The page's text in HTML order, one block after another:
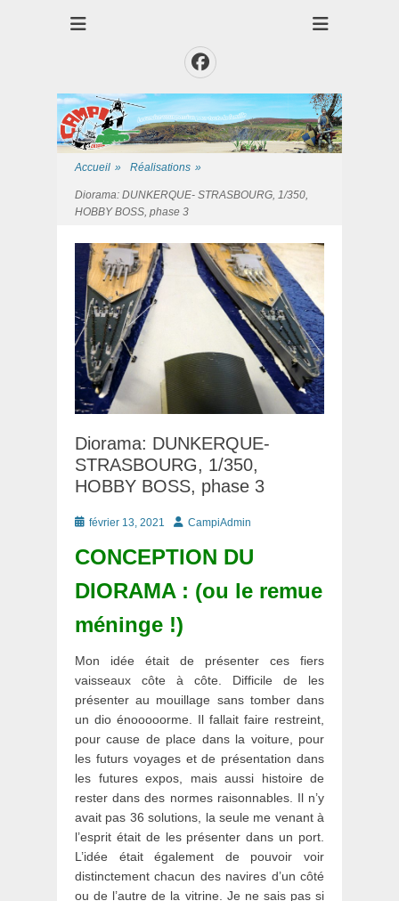
Club CAMPI
Facebook
Accueil » Réalisations »
Diorama: DUNKERQUE- STRASBOURG, 1/350,
HOBBY BOSS, phase 3
Diorama: DUNKERQUE-
STRASBOURG, 1/350,
HOBBY BOSS, phase 3
Postéfévrier 13, 2021 AuteurCampiAdmin
CONCEPTION DU
DIORAMA : (ou le remue
méninge !)
Mon idée était de présenter ces fiers
vaisseaux côte à côte. Difficile de les
présenter au mouillage sans tomber dans
un dio énooooorme. Il fallait faire restreint,
pour cause de place dans la voiture, pour
les futurs voyages et de présentation dans
les futures expos, mais aussi histoire de
rester dans des normes raisonnables. Il n’y
avait pas 36 solutions, la seule me venant à
l’esprit était de les présenter dans un port.
L’idée était également de pouvoir voir
distinctement chacun des navires d’un côté
ou de l’autre de la vitrine. Je ne sais pas si